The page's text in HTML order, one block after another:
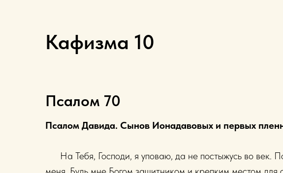
Кафизма 10
Псалом 70
Псалом Давида. Сынов Ионадавовых и первых
На Тебя, Господи, я уповаю, да не постыжусь во век.